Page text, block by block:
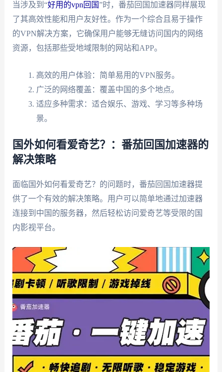
当涉及到“好用的vpn回国”时，番茄回国加速器同样展现
了其高效性能和用户友好性。作为一个综合且易于操作
的VPN解决方案，它确保用户能够无缝访问国内的网络
资源，包括那些受地域限制的网站和APP。
高效的用户体验：简单易用的VPN服务。
广泛的网络覆盖：覆盖中国的多个地点。
适应多种需求：适合娱乐、游戏、学习等多种场
景。
国外如何看爱奇艺？：番茄回国加速器的
解决策略
面临国外如何看爱奇艺？的问题时，番茄回国加速器提
供了一个有效的解决策略。用户可以简单地通过加速器
连接到中国的服务器，然后轻松访问爱奇艺等受限的国
内影视平台。